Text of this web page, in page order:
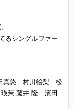
るシングルファー
真悠 村川絵梨 松
茉 藤井 隆 濱田